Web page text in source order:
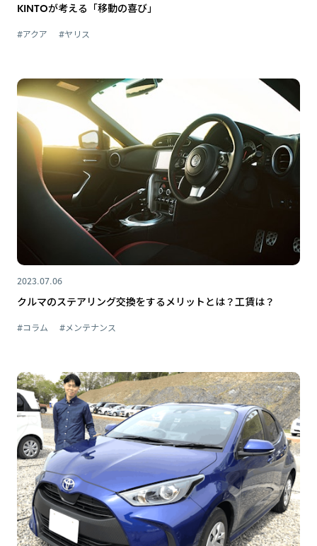
KINTOが考える「移動の喜び」
#アクア #ヤリス
2023.07.06
クルマのステアリング交換をするメリットとは？工賃は？
#コラム #メンテナンス